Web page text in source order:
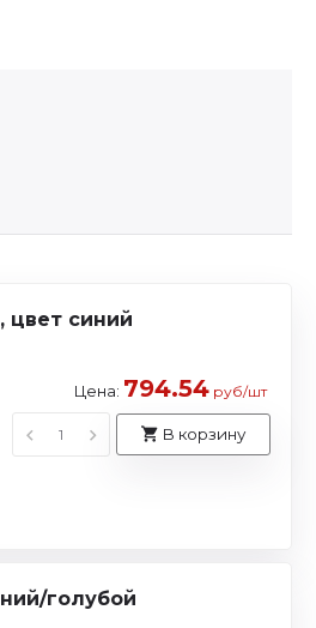
цвет синий
Цена: 794.54 руб/шт
В корзину
голубой